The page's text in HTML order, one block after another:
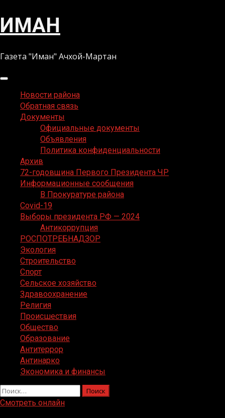
Перейти
кИМАН
Газета "Иман" Ачхой-Мартан
Основное
менюНовости района
Обратная связь
Документы
Официальные документы
Объявления
Политика конфиденциальности
Архив
72-годовщина Первого Президента ЧР
Информационные сообщения
В Прокуратуре района
Covid-19
Выборы президента РФ — 2024
Антикоррупция
РОСПОТРЕБНАДЗОР
Экология
Строительство
Спорт
Сельское хозяйство
Здравоохранение
Религия
Происшествия
Общество
Образование
Антитеррор
Антинарко
Экономика и финансы
Найти:
Смотреть онлайн